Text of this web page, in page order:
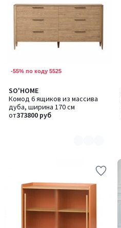
-55% по коду 5525
SO'HOME
Комод 6 ящиков из массива
дуба, ширина 170 см
от373800 руб
Количество
цветов:
8